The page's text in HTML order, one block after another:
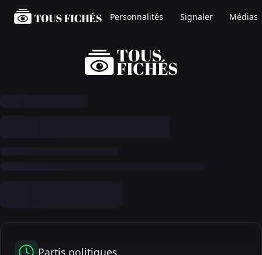
Personnalités Signaler Médias
Partis politiques